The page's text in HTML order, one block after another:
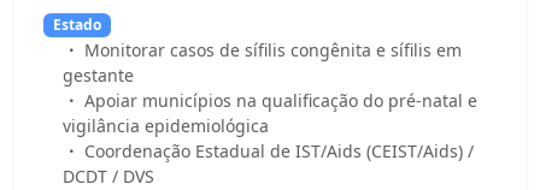
Estado
Monitorar casos de sífilis congênita e sífilis em
gestante
Apoiar municípios na qualificação do pré-natal e
vigilância epidemiológica
Coordenação Estadual de IST/Aids (CEIST/Aids) /
DCDT / DVS